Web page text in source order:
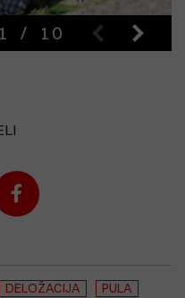
1 / 10
DELOŽACIJA PULA